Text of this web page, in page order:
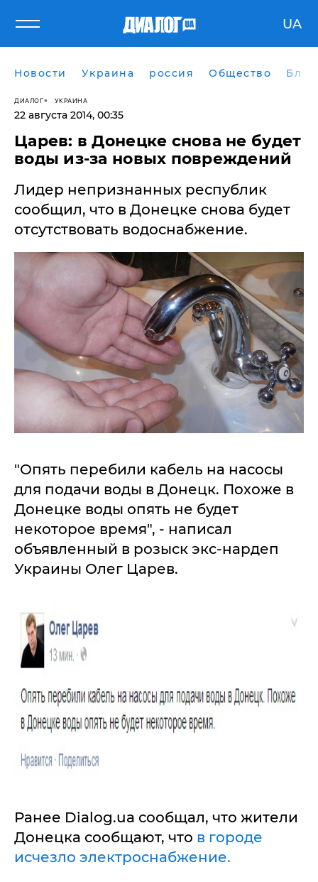
UA
Новости Украина россия Общество
ДИАЛОГ УКРАИНА
22 августа 2014, 00:35
Царев: в Донецке снова не будет
воды из-за новых повреждений
Лидер непризнанных республик
сообщил, что в Донецке снова будет
отсутствовать водоснабжение.
"Опять перебили кабель на насосы
для подачи воды в Донецк. Похоже в
Донецке воды опять не будет
некоторое время", - написал
объявленный в розыск экс-нардеп
Украины Олег Царев.
Ранее Dialog.ua сообщал, что жители
Донецка сообщают, что в городе
исчезло электроснабжение.